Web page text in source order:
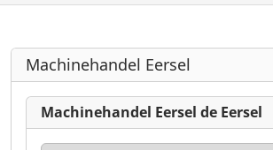
Machinehandel Eersel
Machinehandel Eersel de Eersel